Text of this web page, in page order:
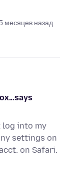
месяцев назад
log into my
settings on
on Safari.